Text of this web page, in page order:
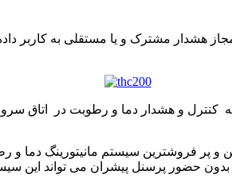
هشدار مشترک و یا مستقلی به کاربر
کنترل و هشدار دما و رطوبت در اتاق
حضور پرسنل پیشران می تواند این